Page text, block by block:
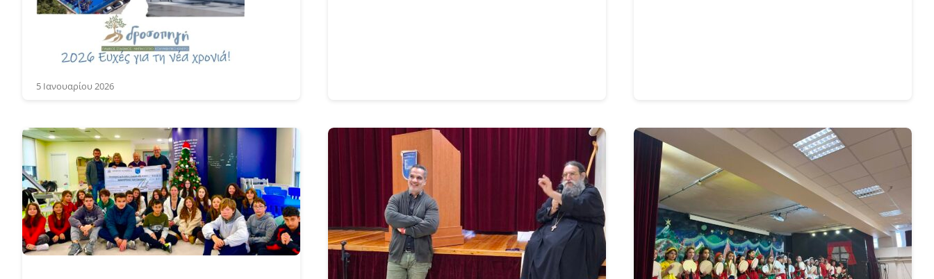
5 Ιανουαρίου 2026